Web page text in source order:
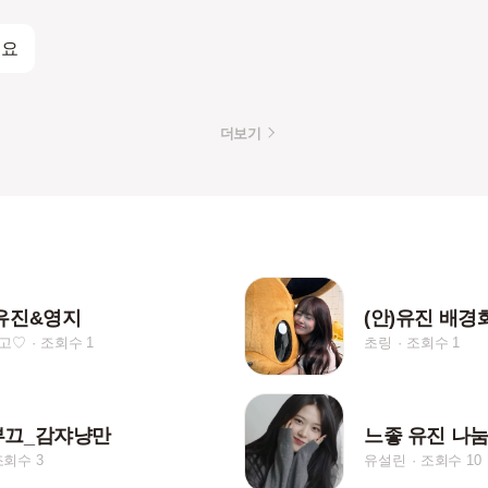
더보기
진&영지
♡ 조회수 1
(안)유진 배경
초링 조회수 1
_감쟈냥만
회수 3
느좋 유진 나눔
유설린 조회수 10